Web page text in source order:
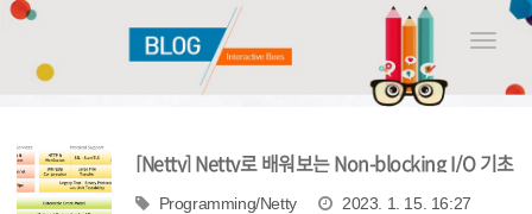
Toggle
[Netty] Netty로 배워보는 Non-blocking I/O 기초
Programming/Netty 2023. 1. 15. 16:27